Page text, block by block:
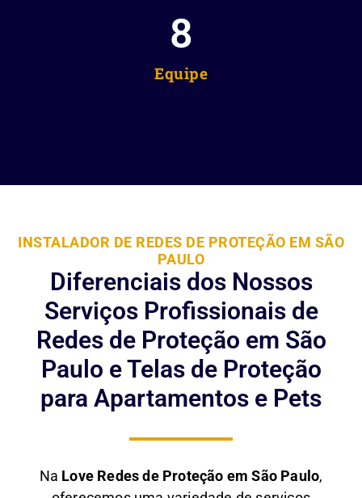
Equipe
8
INSTALADOR DE REDES DE PROTEÇÃO EM SÃO
PAULO
Diferenciais dos Nossos
Serviços Profissionais de
Redes de Proteção em São
Paulo e Telas de Proteção
para Apartamentos e Pets
Na Love Redes de Proteção em São Paulo,